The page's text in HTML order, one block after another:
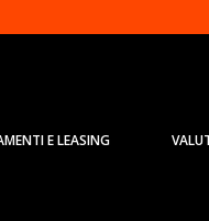
E LEASING